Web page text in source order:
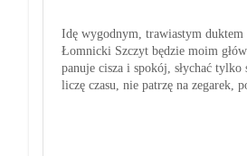
Idę wygodnym, trawiastym duktem
Łomnicki Szczyt będzie moim
panuje cisza i spokój, słychać
liczę czasu, nie patrzę na zegarek,